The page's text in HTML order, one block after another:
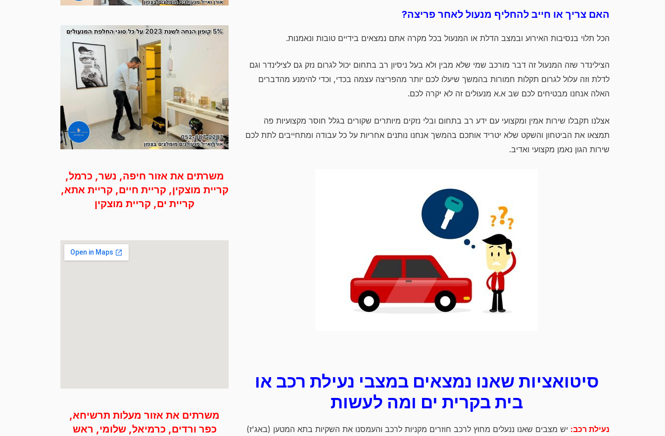
האם צריך או חייב להחליף מנעול לאחר פריצה?
הכל תלוי בנסיבות האירוע ובמצב הדלת או המנעול בכל מקרה אתם נמצאים בידיים טובות ונאמנות.
הצילינדר שזה המנעול זה דבר מורכב שמי שלא מבין ולא בעל ניסיון רב בתחום יכול לגרום נזק גם לצילינדר וגם
לדלת וזה עלול לגרום תקלות חמורות בהמשך שיעלו לכם יותר מהפריצה עצמה בכדי, וכדי להימנע מהדברים
האלה אנחנו מבטיחים לכם שב א.א מנעולים זה לא יקרה לכם.
אצלנו תקבלו שירות אמין ומקצועי עם ידע רב בתחום ובלי נזקים מיותרים שקורים בגלל חוסר מקצועיות פה
תמצאו את הביטחון והשקט שלא יטריד אותכם בהמשך אנחנו נותנים אחריות על כל עבודה ומתחייבים לתת לכם
שירות הגון נאמן מקצועי ואדיב.
סיטואציות שאנו נמצאים במצבי נעילת רכב או
בית בקרית ים ומה לעשות
נעילת רכב: יש מצבים שאנו ננעלים מחוץ לרכב חוזרים מקניות לרכב והעמסנו את השקיות בתא המטען (באג'ז)
משרתים את אזור חיפה, נשר, כרמל,
קריית מוצקין, קריית חיים, קריית אתא,
קריית ים, קריית מוצקין
משרתים את אזור מעלות תרשיחא,
כפר ורדים, כרמיאל, שלומי, ראש